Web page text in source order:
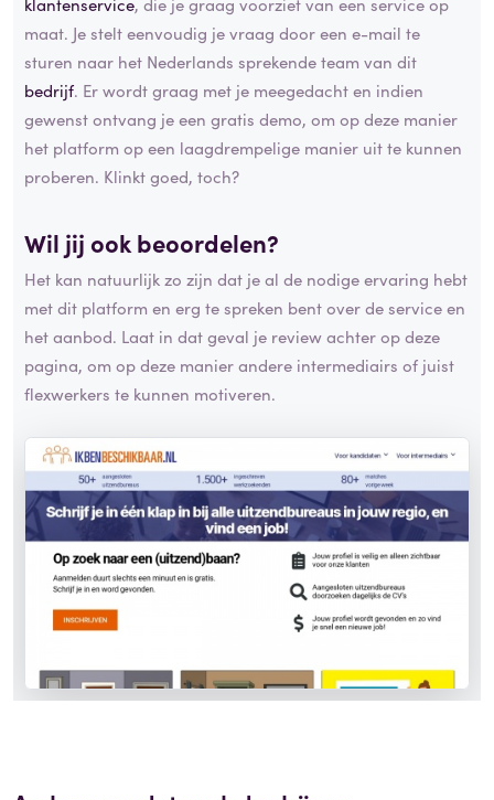
maat. Je stelt eenvoudig je vraag door een e-mail te
sturen naar het Nederlands sprekende team van dit
bedrijf. Er wordt graag met je meegedacht en indien
gewenst ontvang je een gratis demo, om op deze manier
het platform op een laagdrempelige manier uit te kunnen
proberen. Klinkt goed, toch?
Wil jij ook beoordelen?
Het kan natuurlijk zo zijn dat je al de nodige ervaring hebt
met dit platform en erg te spreken bent over de service en
het aanbod. Laat in dat geval je review achter op deze
pagina, om op deze manier andere intermediairs of juist
flexwerkers te kunnen motiveren.